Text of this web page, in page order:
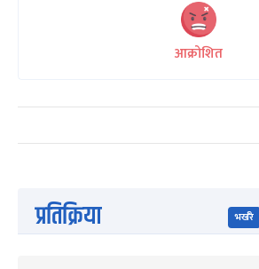
आक्रोशित
प्रतिक्रिया भर्खरै